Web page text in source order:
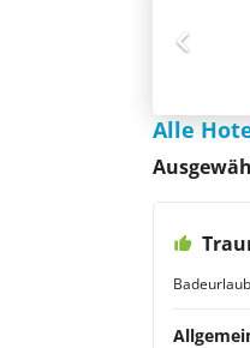
Alle
Badeurlaub